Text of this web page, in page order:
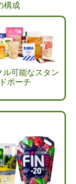
構成
ル可能なスタン
ドポーチ